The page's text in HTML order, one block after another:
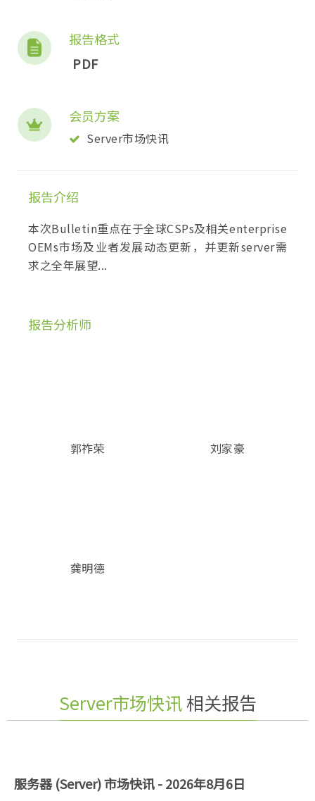
报告格式
PDF
会员方案
Server市场快讯
报告介绍
本次Bulletin重点在于全球CSPs及相关enterprise
OEMs市场及业者发展动态更新，并更新server需
求之全年展望...
报告分析师
郭祚荣 刘家豪
龚明德
Server市场快讯相关报告
服务器 (Server) 市场快讯 - 2026年8月6日